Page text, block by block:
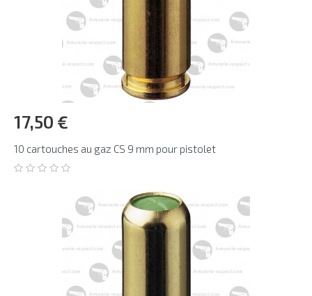
17,50 €
10 cartouches au gaz CS 9 mm pour pistolet